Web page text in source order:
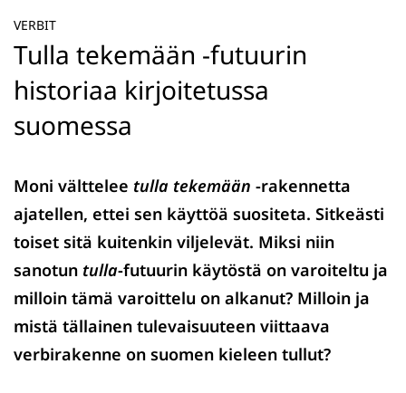
VERBIT
Tulla tekemään -futuurin
historiaa kirjoitetussa
suomessa
Moni välttelee tulla tekemään -rakennetta
ajatellen, ettei sen käyttöä suositeta. Sitkeästi
toiset sitä kuitenkin viljelevät. Miksi niin
sanotun tulla-futuurin käytöstä on varoiteltu ja
milloin tämä varoittelu on alkanut? Milloin ja
mistä tällainen tulevaisuuteen viittaava
verbirakenne on suomen kieleen tullut?